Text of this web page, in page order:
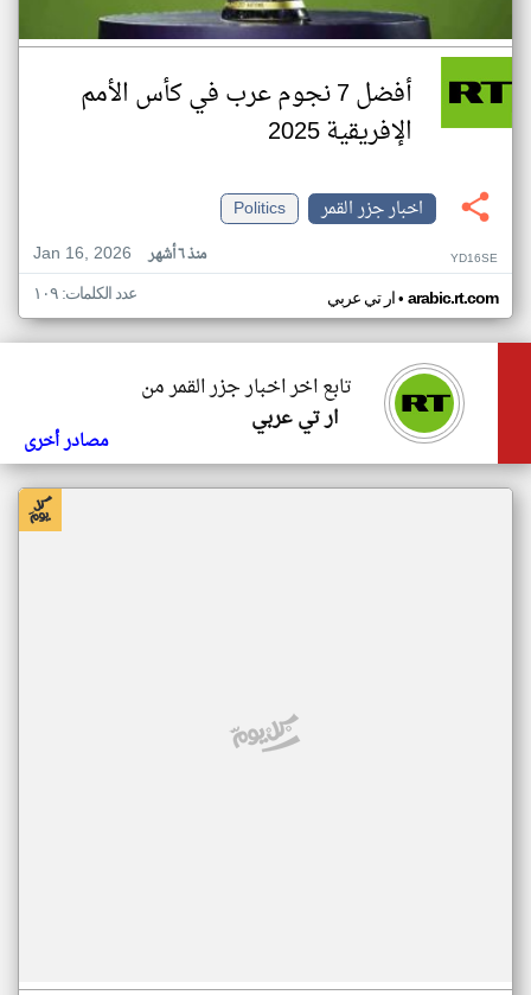
أفضل 7 نجوم عرب في كأس الأمم
الإفريقية 2025
اخبار جزر القمر
Politics
Jan 16, 2026
منذ ٦ أشهر YD16SE
ار تي عربي• arabic.rt.com عدد الكلمات: ١٠٩
تابع اخر اخبار جزر القمر من
ار تي عربي
مصادر أخرى